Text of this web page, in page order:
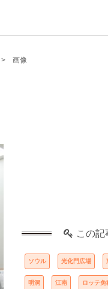
画像
この記
ソウル 光化門広場
明洞 江南 ロッテ免